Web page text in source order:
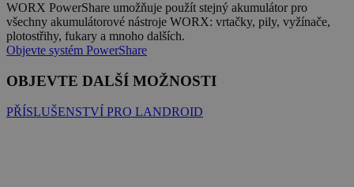
WORX PowerShare umožňuje použít stejný akumulátor pro
všechny akumulátorové nástroje WORX: vrtačky, pily, vyžínače,
plotostřihy, fukary a mnoho dalších.
Objevte systém PowerShare
OBJEVTE DALŠÍ MOŽNOSTI
PŘÍSLUŠENSTVÍ PRO LANDROID